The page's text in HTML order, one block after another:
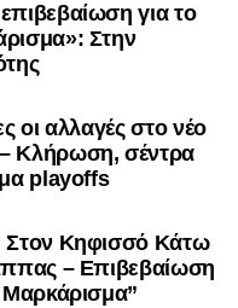
για το
Στην
οι αλλαγές στο νέο
Κλήρωση, σέντρα
playoffs
Στον Κηφισσό Κάτω
– Επιβεβαίωση
Μαρκάρισμα”